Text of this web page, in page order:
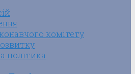
комітету
політика